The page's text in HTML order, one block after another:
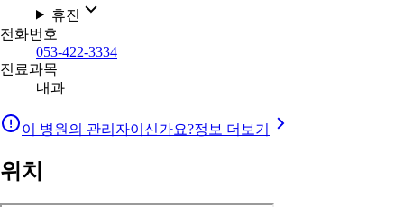
휴진
전화번호
053-422-3334
진료과목
내과
이 병원의 관리자이신가요?정보 더보기
위치